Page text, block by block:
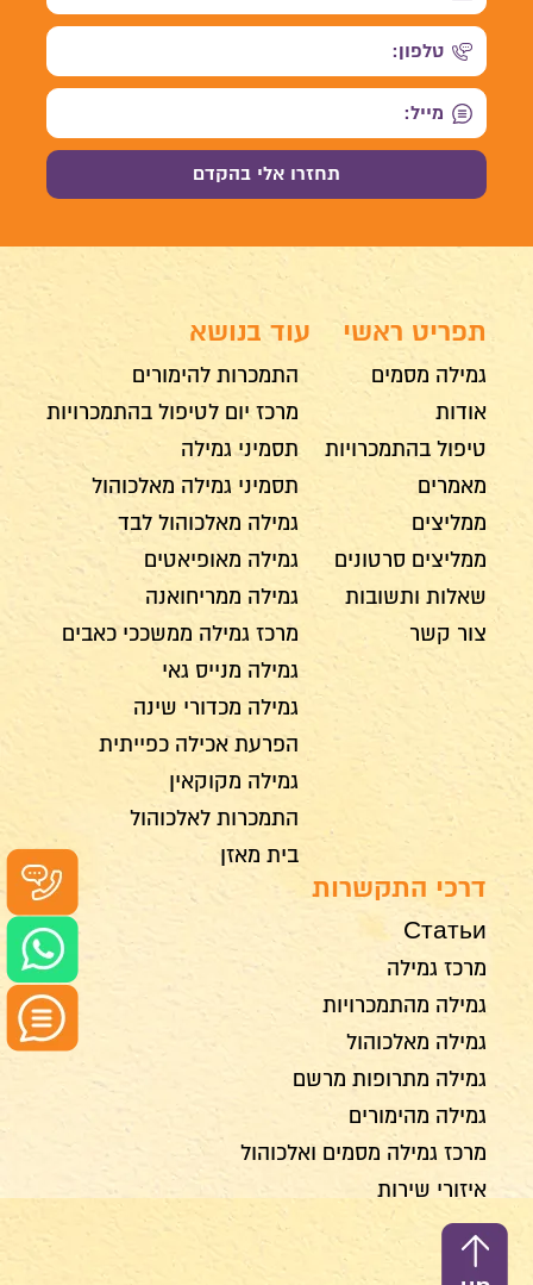
תפריט ראשי
גמילה מסמים
אודות
טיפול בהתמכרויות
מאמרים
ממליצים
ממליצים סרטונים
שאלות ותשובות
צור קשר
עוד בנושא
התמכרות להימורים
מרכז יום לטיפול בהתמכרויות
תסמיני גמילה
תסמיני גמילה מאלכוהול
גמילה מאלכוהול לבד
גמילה מאופיאטים
גמילה ממריחואנה
מרכז גמילה ממשככי כאבים
גמילה מנייס גאי
גמילה מכדורי שינה
הפרעת אכילה כפייתית
גמילה מקוקאין
התמכרות לאלכוהול
בית מאזן
דרכי התקשרות
Статьи
מרכז גמילה
גמילה מהתמכרויות
גמילה מאלכוהול
גמילה מתרופות מרשם
גמילה מהימורים
מרכז גמילה מסמים ואלכוהול
איזורי שירות